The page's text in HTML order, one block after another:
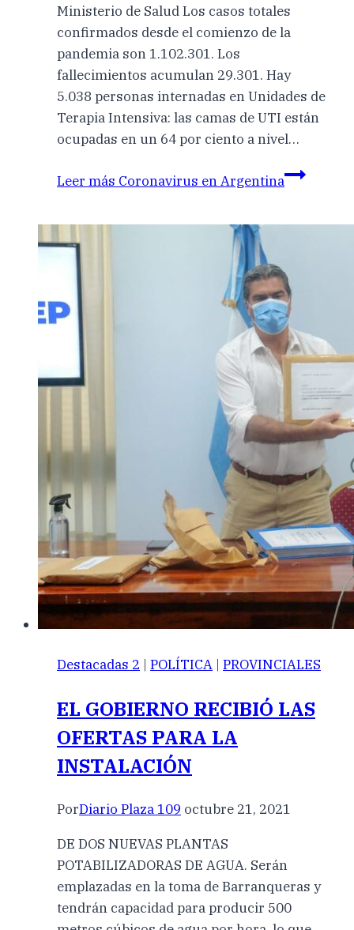
Ministerio de Salud Los casos totales
confirmados desde el comienzo de la
pandemia son 1.102.301. Los
fallecimientos acumulan 29.301. Hay
5.038 personas internadas en Unidades de
Terapia Intensiva: las camas de UTI están
ocupadas en un 64 por ciento a nivel…
Leer más Coronavirus en Argentina
Destacadas 2 | POLÍTICA | PROVINCIALES
EL GOBIERNO RECIBIÓ LAS
OFERTAS PARA LA
INSTALACIÓN
PorDiario Plaza 109 octubre 21, 2021
DE DOS NUEVAS PLANTAS
POTABILIZADORAS DE AGUA. Serán
emplazadas en la toma de Barranqueras y
tendrán capacidad para producir 500